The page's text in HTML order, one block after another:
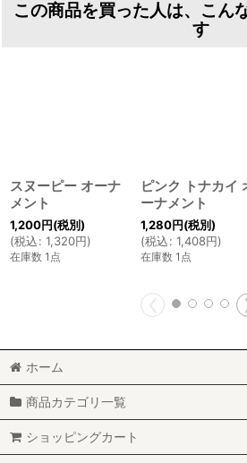
この商品を買った人は、こん
す
スヌーピー オーナ
メント
1,200円(税別)
(税込: 1,320円)
在庫数 1点
ピンク トナカイ
ーナメント
1,280円(税別)
(税込: 1,408円)
在庫数 1点
ホーム
商品カテゴリ一覧
ショッピングカート